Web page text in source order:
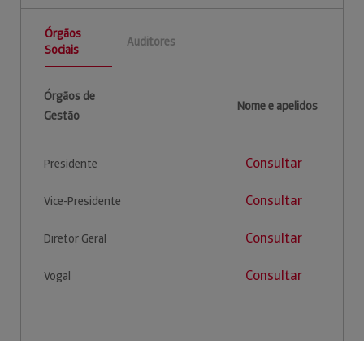
Órgãos
Sociais
Auditores
Órgãos de
Gestão
Nome e apelidos
Presidente Consultar
Vice-Presidente Consultar
Diretor Geral Consultar
Vogal Consultar